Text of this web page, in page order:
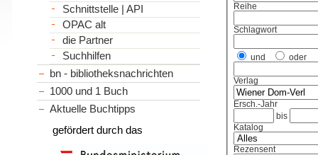
Reihe
Schlagwort
und oder
Verlag
Ersch.-Jahr
bis
Katalog
Rezensent
Schnittstelle | API
OPAC alt
die Partner
Suchhilfen
bn - bibliotheksnachrichten
1000 und 1 Buch
Aktuelle Buchtipps
gefördert durch das